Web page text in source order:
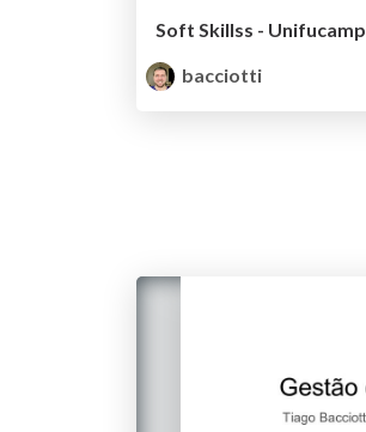
Soft Skillss - Unifucamp
bacciotti